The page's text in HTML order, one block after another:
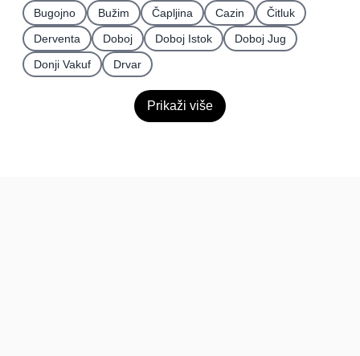
Bugojno
Bužim Čapljina Cazin
Čitluk
Derventa
Doboj Doboj Istok
Doboj Jug
Donji Vakuf
Drvar
Prikaži više